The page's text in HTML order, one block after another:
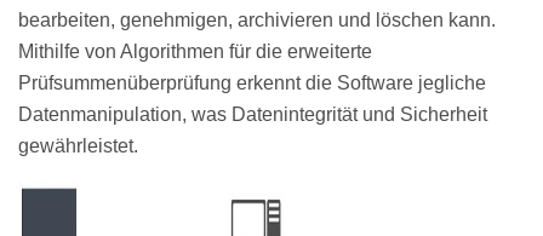
bearbeiten, genehmigen, archivieren und löschen kann.
Mithilfe von Algorithmen für die erweiterte
Prüfsummenüberprüfung erkennt die Software jegliche
Datenmanipulation, was Datenintegrität und Sicherheit
gewährleistet.